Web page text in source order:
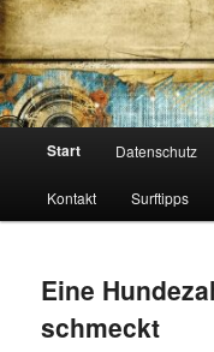
Hauptmenü
Start Datenschutz
Kontakt Surftipps
Eine
schmeckt